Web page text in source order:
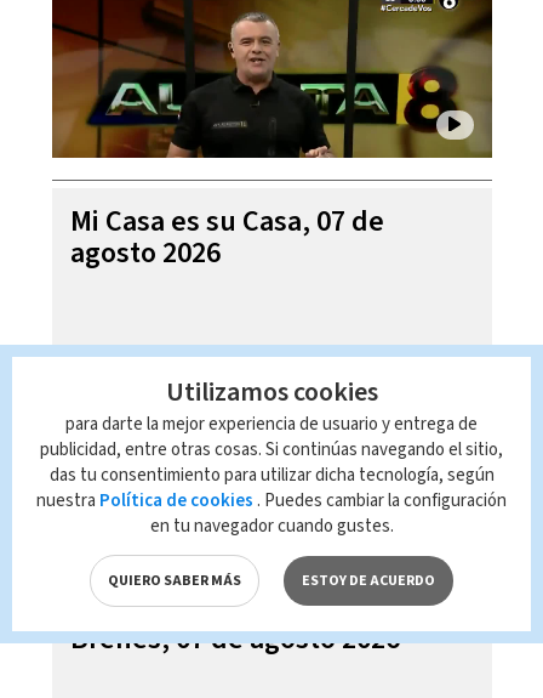
Mi Casa es su Casa, 07 de
agosto 2026
Telediario En Directo con Paula
Brenes, 07 de agosto 2026
Utilizamos cookies
para darte la mejor experiencia de usuario y entrega de
publicidad, entre otras cosas. Si continúas navegando el sitio,
das tu consentimiento para utilizar dicha tecnología, según
nuestra Política de cookies . Puedes cambiar la configuración
en tu navegador cuando gustes.
QUIERO SABER MÁS ESTOY DE ACUERDO